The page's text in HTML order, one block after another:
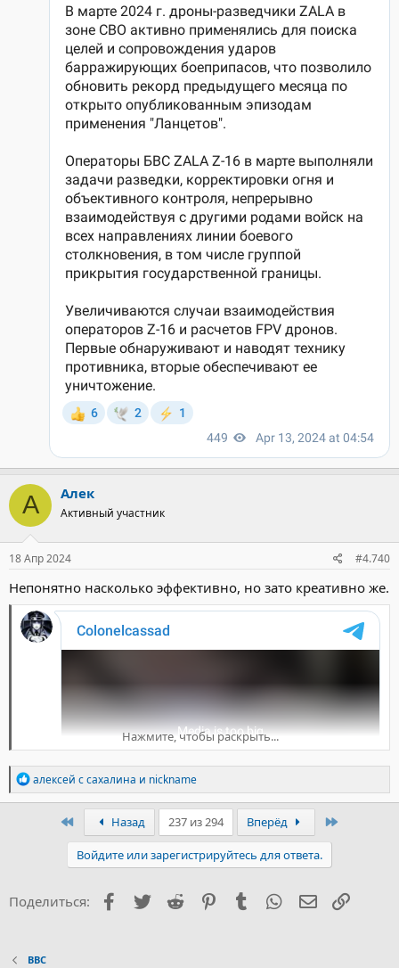
А Алек
Активный участник
18 Апр 2024 #4.740
Непонятно насколько эффективно, но зато креативно же.
Нажмите, чтобы раскрыть...
Р
е
а
алексей с сахалина и nickname
ПервыйНазад 237 из 294 Вперёд
Войдите или зарегистрируйтесь для ответа.
Поделиться: Facebook
Twitter Reddit PinterestTumblr WhatsApp
ВВС